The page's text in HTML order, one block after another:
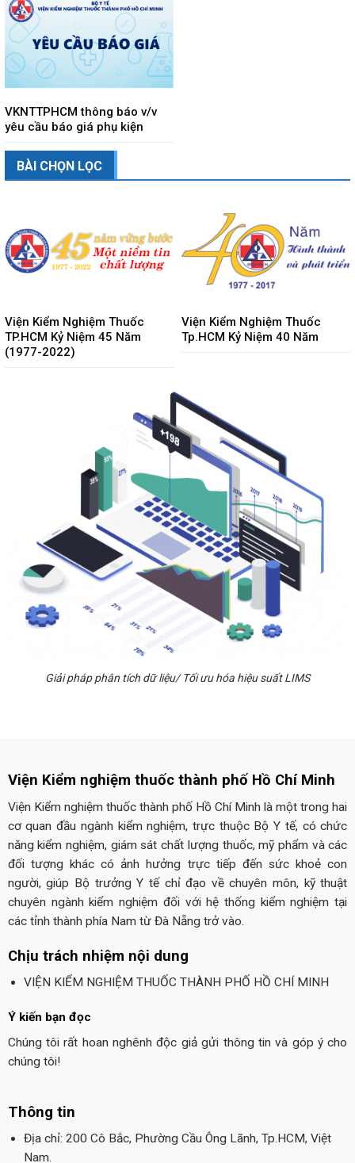
VKNTTPHCM thông báo v/v
yêu cầu báo giá phụ kiện
BÀI CHỌN LỌC
Viện Kiểm Nghiệm Thuốc
TP.HCM Kỷ Niệm 45 Năm
(1977-2022)
Viện Kiểm Nghiệm Thuốc
Tp.HCM Kỷ Niệm 40 Năm
Giải pháp phân tích dữ liệu/ Tối ưu hóa hiệu suất LIMS
Viện Kiểm nghiệm thuốc thành phố Hồ Chí Minh
Viện Kiểm nghiệm thuốc thành phố Hồ Chí Minh là một trong hai
cơ quan đầu ngành kiểm nghiệm, trực thuộc Bộ Y tế, có chức
năng kiểm nghiệm, giám sát chất lượng thuốc, mỹ phẩm và các
đối tượng khác có ảnh hưởng trực tiếp đến sức khoẻ con
người, giúp Bộ trưởng Y tế chỉ đạo về chuyên môn, kỹ thuật
chuyên ngành kiểm nghiệm đối với hệ thống kiểm nghiệm tại
các tỉnh thành phía Nam từ Đà Nẵng trở vào.
Chịu trách nhiệm nội dung
VIỆN KIỂM NGHIỆM THUỐC THÀNH PHỐ HỒ CHÍ MINH
Ý kiến bạn đọc
Chúng tôi rất hoan nghênh độc giả gửi thông tin và góp ý cho
chúng tôi!
Thông tin
Địa chỉ: 200 Cô Bắc, Phường Cầu Ông Lãnh, Tp.HCM, Việt
Nam.